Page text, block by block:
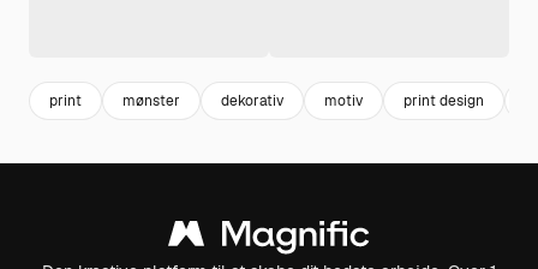
print mønster dekorativ motiv print design